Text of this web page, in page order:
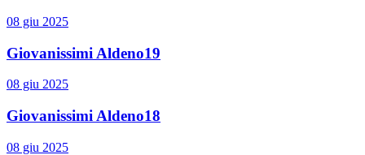
08 giu 2025
Giovanissimi Aldeno19
08 giu 2025
Giovanissimi Aldeno18
08 giu 2025